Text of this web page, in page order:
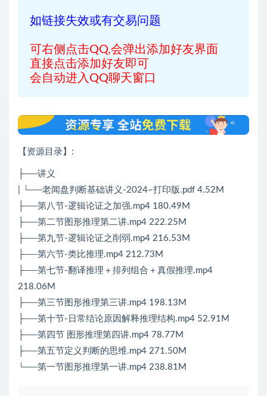
如链接失效或有交易问题
可右侧点击QQ,会弹出添加好友界面
直接点击添加好友即可
会自动进入QQ聊天窗口
【资源目录】:
├──讲义
| └──老闻盘判断基础讲义-2024–打印版.pdf 4.52M
├──第八节-逻辑论证之加强.mp4 180.49M
├──第二节图形推理第二讲.mp4 222.25M
├──第九节-逻辑论证之削弱.mp4 216.53M
├──第六节-类比推理.mp4 212.73M
├──第七节-翻译推理＋排列组合＋真假推理.mp4
218.06M
├──第三节图形推理第三讲.mp4 198.13M
├──第十节-日常结论原因解释推理结构.mp4 52.91M
├──第四节 图形推理第四讲.mp4 78.77M
├──第五节定义判断的思维.mp4 271.50M
└──第一节图形推理第一讲.mp4 238.81M